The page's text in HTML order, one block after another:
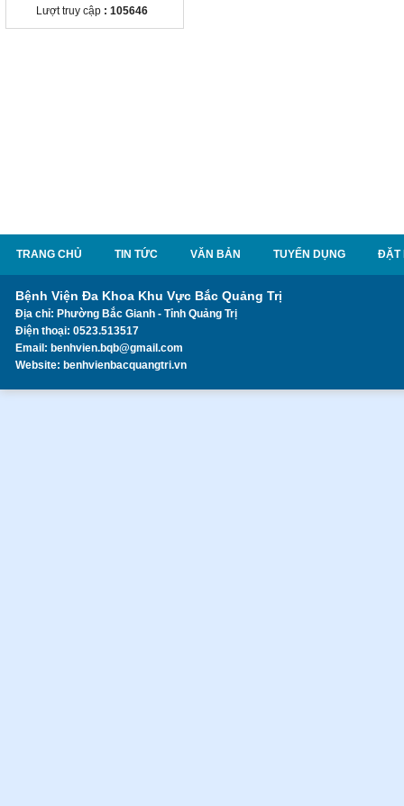
Lượt truy cập : 105646
TRANG CHỦ TIN TỨC VĂN BẢN TUYỂN DỤNG ĐẶT
Bệnh Viện Đa Khoa Khu Vực Bắc Quảng Trị
Địa chỉ: Phường Bắc Gianh - Tỉnh Quảng Trị
Điện thoại: 0523.513517
Email: benhvien.bqb@gmail.com
Website: benhvienbacquangtri.vn